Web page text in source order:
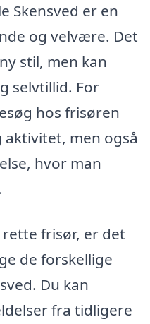
Skensved er en
og velvære. Det
stil, men kan
selvtillid. For
hos frisøren
men også
hvor man
frisør, er det
de forskellige
Du kan
fra tidligere